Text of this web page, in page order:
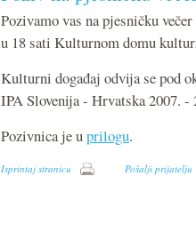
Pozivamo vas na pjesničku
u 18 sati Kulturnom domu
Kulturni događaj odvija se pod
IPA Slovenija - Hrvatska 2007. -
Pozivnica je uprilogu.
Isprintaj stranicu Pošalji prijatelju